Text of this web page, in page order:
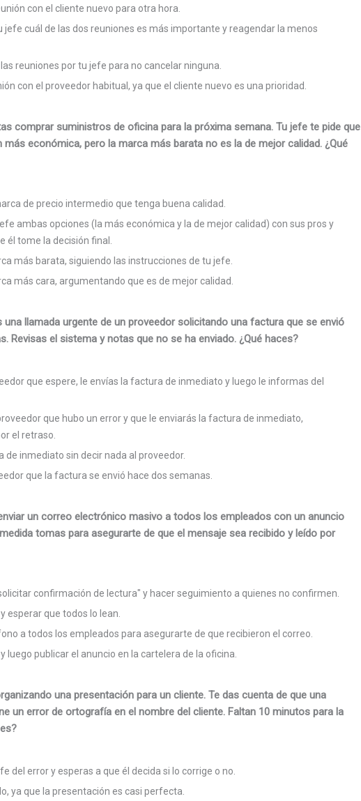
con el cliente nuevo para otra hora.
jefe cuál de las dos reuniones es más importante y reagendar la menos
reuniones por tu jefe para no cancelar ninguna.
con el proveedor habitual, ya que el cliente nuevo es una prioridad.
comprar suministros de oficina para la próxima semana. Tu jefe te pide que
más económica, pero la marca más barata no es la de mejor calidad. ¿Qué
de precio intermedio que tenga buena calidad.
ambas opciones (la más económica y la de mejor calidad) con sus pros y
él tome la decisión final.
más barata, siguiendo las instrucciones de tu jefe.
más cara, argumentando que es de mejor calidad.
una llamada urgente de un proveedor solicitando una factura que se envió
Revisas el sistema y notas que no se ha enviado. ¿Qué haces?
que espere, le envías la factura de inmediato y luego le informas del
que hubo un error y que le enviarás la factura de inmediato,
el retraso.
de inmediato sin decir nada al proveedor.
que la factura se envió hace dos semanas.
un correo electrónico masivo a todos los empleados con un anuncio
tomas para asegurarte de que el mensaje sea recibido y leído por
confirmación de lectura" y hacer seguimiento a quienes no confirmen.
esperar que todos lo lean.
a todos los empleados para asegurarte de que recibieron el correo.
luego publicar el anuncio en la cartelera de la oficina.
una presentación para un cliente. Te das cuenta de que una
un error de ortografía en el nombre del cliente. Faltan 10 minutos para la
del error y esperas a que él decida si lo corrige o no.
ya que la presentación es casi perfecta.